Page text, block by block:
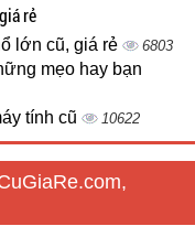
rẻ
lớn cũ, giá rẻ 6803
mẹo hay bạn
tính cũ 10622